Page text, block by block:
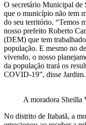
O secretário Municipal de
que o município não tem
do seu território. “Temos
nosso prefeito Roberto
(DEM) que tem
população. E mesmo no
vivendo, o nosso
da população trará os
COVID-19”, disse Jardim.
A moradora Sheilla
No distrito de Itabatã, a